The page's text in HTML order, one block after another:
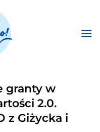
granty w
2.0.
z Giżycka i